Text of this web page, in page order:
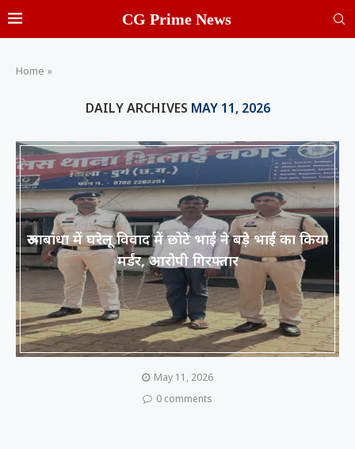
CG Prime News
Home »
DAILY ARCHIVES MAY 11, 2026
रूआबांधा में घरेलू विवाद में छोटे भाई ने बड़े भाई का किया
मर्डर, आरोपी गिरफ्तार
May 11, 2026
0 comments